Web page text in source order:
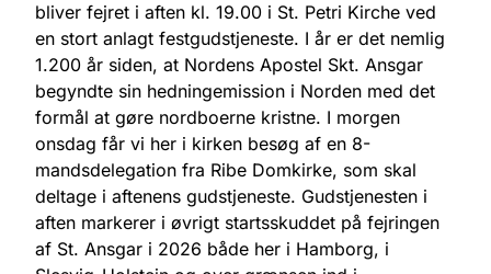
bliver fejret i aften kl. 19.00 i St. Petri Kirche ved
en stort anlagt festgudstjeneste. I år er det nemlig
1.200 år siden, at Nordens Apostel Skt. Ansgar
begyndte sin hedningemission i Norden med det
formål at gøre nordboerne kristne. I morgen
onsdag får vi her i kirken besøg af en 8-
mandsdelegation fra Ribe Domkirke, som skal
deltage i aftenens gudstjeneste. Gudstjenesten i
aften markerer i øvrigt startsskuddet på fejringen
af St. Ansgar i 2026 både her i Hamborg, i